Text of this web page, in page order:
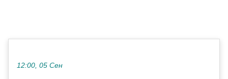
12:00, 05 Сен